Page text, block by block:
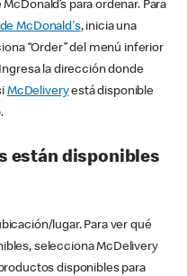
para ordenar. Para
McDonald's, inicia una
“Order” del menú inferior
Ingresa la dirección donde
McDeliveryestá disponible
están disponibles
lugar. Para ver qué
selecciona McDelivery
disponibles para